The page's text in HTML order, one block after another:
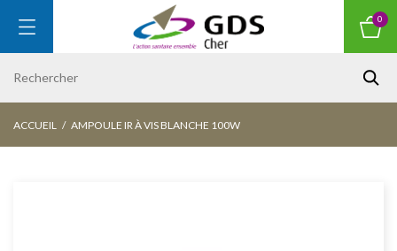
0
ACCUEIL AMPOULE IR À VIS BLANCHE 100W